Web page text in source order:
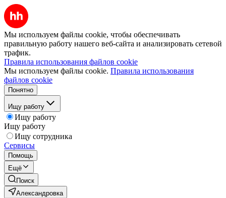
Мы используем файлы cookie, чтобы обеспечивать
правильную работу нашего веб-сайта и анализировать сетевой
трафик.
Правила использования файлов cookie
Мы используем файлы cookie. Правила использования
файлов cookie
Понятно
Ищу работу
Ищу работу
Ищу работу
Ищу сотрудника
Сервисы
Помощь
Ещё
Поиск
Александровка